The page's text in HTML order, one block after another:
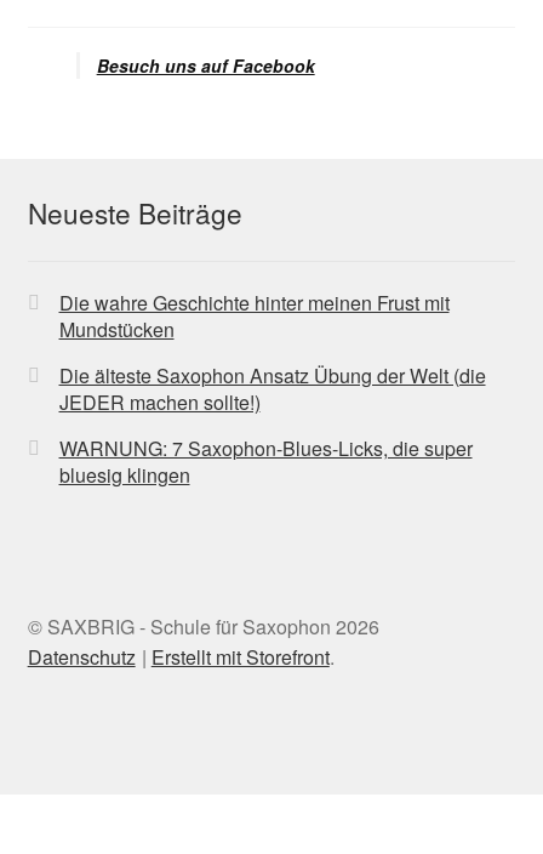
Besuch uns auf Facebook
Neueste Beiträge
Die wahre Geschichte hinter meinen Frust mit
Mundstücken
Die älteste Saxophon Ansatz Übung der Welt (die
JEDER machen sollte!)
WARNUNG: 7 Saxophon-Blues-Licks, die super
bluesig klingen
© SAXBRIG - Schule für Saxophon 2026
Datenschutz
Erstellt mit Storefront.